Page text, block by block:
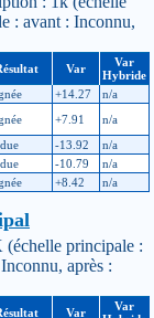
: avant : Inconnu,
Var
Var
Hybride
+14.27
n/a
+7.91
n/a
-13.92
n/a
-10.79
n/a
+8.42 n/a
principale :
après :
Var
Var